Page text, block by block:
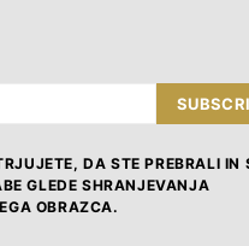
vabijo
DA STE PREBRALI IN
GLEDE SHRANJEVANJA
OBRAZCA.